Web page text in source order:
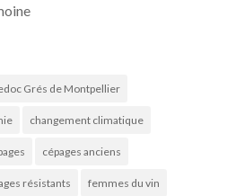
Grés de Montpellier
changement climatique
cépages anciens
résistants femmes du vin